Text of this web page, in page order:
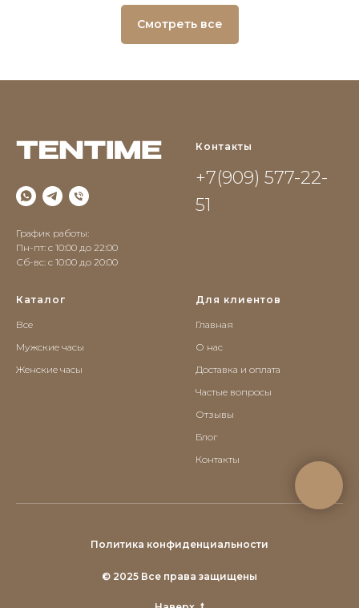
Смотреть все
График работы:
Пн-пт: с 10:00 до 22:00
Сб-вс: c 10:00 до 20:00
Контакты
+7(909) 577-22-
51
Каталог
Все
Мужские часы
Женские часы
Для клиентов
Главная
О нас
Доставка и оплата
Частые вопросы
Отзывы
Блог
Контакты
Политика конфиденциальности
© 2025 Все права защищены